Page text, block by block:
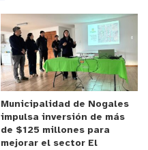
muy beneficioso y los
conseguido este
a Sopraval y Fundación
que ayuda mucho a la
sirve a todas las
Municipalidad de Nogales
impulsa inversión de más
de $125 millones para
mejorar el sector El